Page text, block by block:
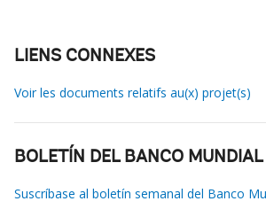
LIENS CONNEXES
Voir les documents relatifs au(x) projet(s)
BOLETÍN DEL BANCO MUNDIAL
Suscríbase al boletín semanal del Banco